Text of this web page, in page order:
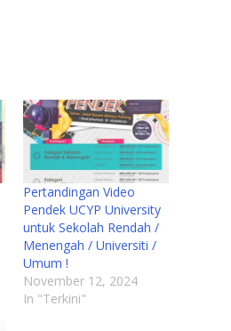
Pertandingan Video
Pendek UCYP University
untuk Sekolah Rendah /
Menengah / Universiti /
Umum !
November 12, 2024
In "Terkini"